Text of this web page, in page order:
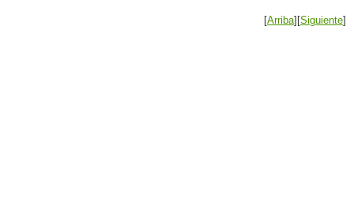
[Arriba][Siguiente]